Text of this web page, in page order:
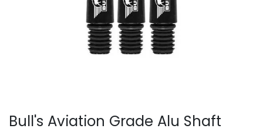
Bull's Aviation Grade Alu Shaft